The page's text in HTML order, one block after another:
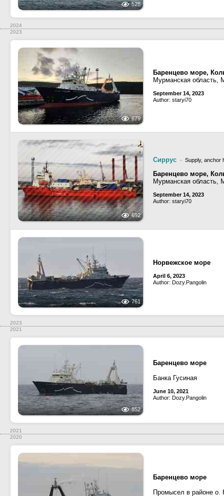
528
2024
2023
679
Баренцево море,
Мурманская область,
September 14, 2023
Author: staryi70
692
Сиррус · Supply, anchor
Баренцево море,
Мурманская область,
September 14, 2023
Author: staryi70
761
Норвежское море
April 6, 2023
Author: Dozy.Pangolin
2023
2021
852
Баренцево море
Банка Гусиная
June 10, 2021
Author: Dozy.Pangolin
2021
2020
Баренцево море
Промысел в районе